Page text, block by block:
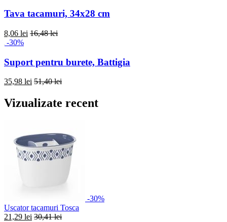
Tava tacamuri, 34x28 cm
8,06 lei 16,48 lei
-30%
Suport pentru burete, Battigia
35,98 lei 51,40 lei
Vizualizate recent
-30%
Uscator tacamuri Tosca
21,29 lei 30,41 lei